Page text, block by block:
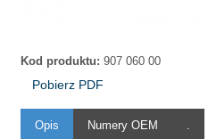
Kod produktu: 907 060 00
Pobierz PDF
Opis Numery OEM
.